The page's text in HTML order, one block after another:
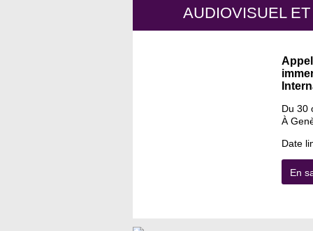
AUDIOVISUEL
Du 30
À
Date
En